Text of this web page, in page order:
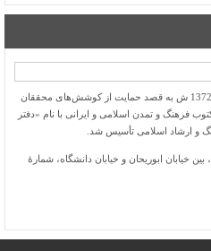
مؤسسه پژوهشی میراث مكتوب در سال 1372 ش به قصد حمایت از كوشش‌های محققان
فرهنگ و تمدن اسلامی و ایرانی با نام «دفتر
و ارشاد اسلامی تأسیس شد.
خیابان ابوریحان و خیابان دانشگاه، شمارۀ